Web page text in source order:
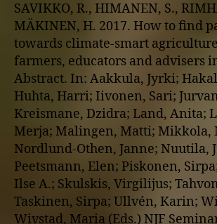
SAVIKKO, R., HIMANEN, S.,
MÄKINEN, H. 2017. How to find
towards climate-smart
farmers, educators and advisers
Abstract. In: Aakkula, Jyrki;
Huhta, Harri; Iivonen, Sari;
Kreismane, Dzidra; Land, Anita;
Merja; Malingen, Matti; Mikkola,
Nordlund-Othen, Janne; Nuutila,
Peetsmann, Elen; Piskonen,
Ilse A.; Skulskis, Virgilijus;
Taskinen, Sirpa; Ullvén, Karin;
Wivstad, Maria (Eds.) NJF